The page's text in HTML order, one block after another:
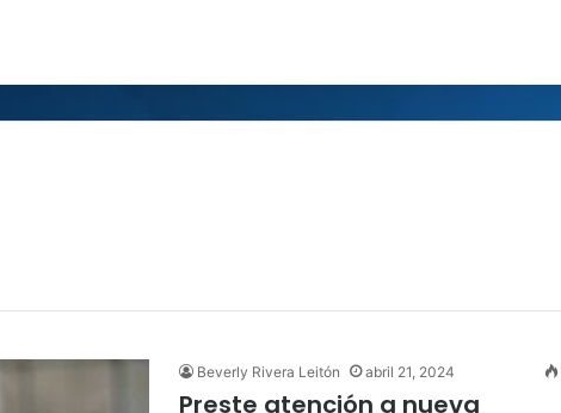
Beverly Rivera Leitón abril 21, 2024
Preste atención a nueva